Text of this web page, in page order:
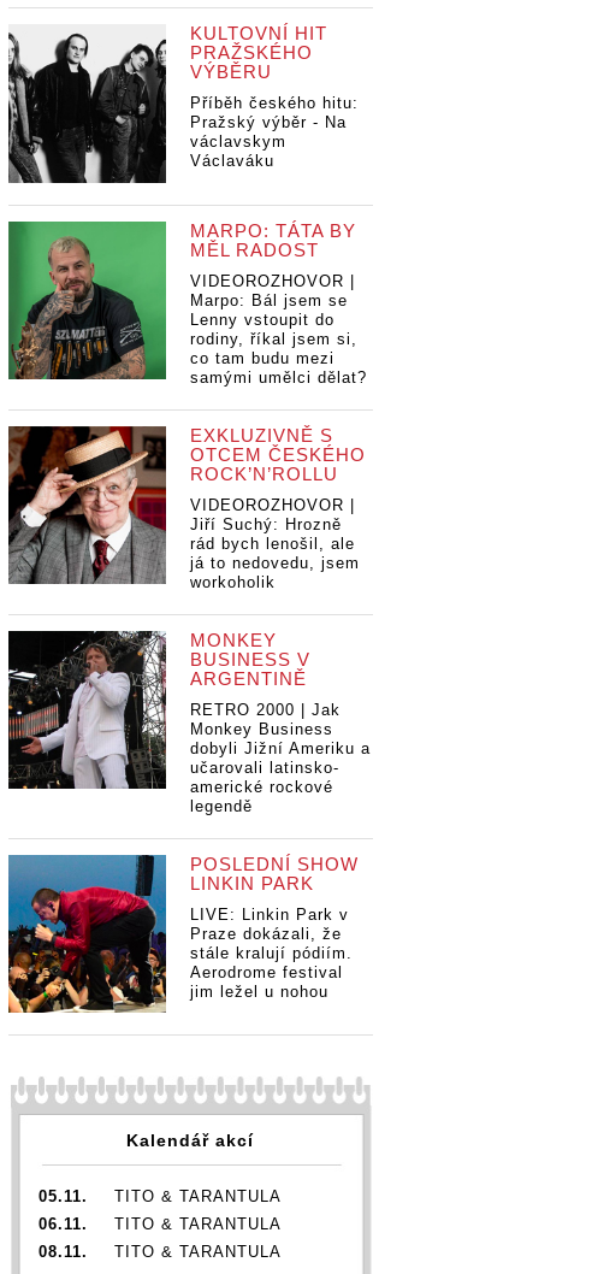
LIVE: První den
rakouského Nova
Rocku - Linkin
Steel Panther a
historická chvíle
pro Five Finger
LIVE: První den
Rocku - Linkin
Steel Panther a
historická chvíle
pro Five Finger
Death Punch
KULTOVNÍ HIT
PRAŽSKÉHO
VÝBĚRU
Příběh českého hitu:
Pražský výběr - Na
václavskym
Václaváku
MARPO: TÁTA BY
MĚL RADOST
VIDEOROZHOVOR |
Marpo: Bál jsem se
Lenny vstoupit do
rodiny, říkal jsem si,
co tam budu mezi
samými umělci dělat?
EXKLUZIVNĚ S
OTCEM ČESKÉHO
ROCK’N’ROLLU
VIDEOROZHOVOR |
Jiří Suchý: Hrozně
rád bych lenošil, ale
já to nedovedu, jsem
workoholik
MONKEY
BUSINESS V
ARGENTINĚ
RETRO 2000 | Jak
Monkey Business
dobyli Jižní Ameriku a
učarovali latinsko-
americké rockové
legendě
POSLEDNÍ SHOW
LINKIN PARK
LIVE: Linkin Park v
Praze dokázali, že
stále kralují pódiím.
Aerodrome festival
jim ležel u nohou
Kalendář akcí
05.11.
TITO & TARANTULA
06.11.
TITO & TARANTULA
08.11.
TITO & TARANTULA